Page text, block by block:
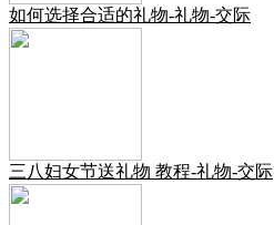
如何选择合适的礼物-礼物-交际
三八妇女节送礼物 教程-礼物-交际